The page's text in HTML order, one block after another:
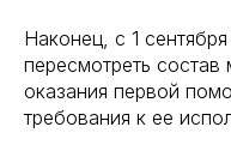
Наконец, с 1
пересмотреть
оказания первой
требования к ее